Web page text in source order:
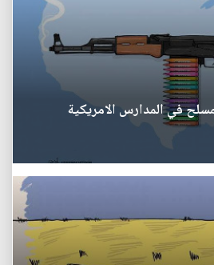
في المدارس الامريكية